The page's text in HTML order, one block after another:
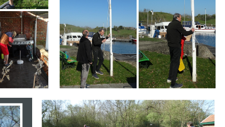
Branding
ARMCHAIR